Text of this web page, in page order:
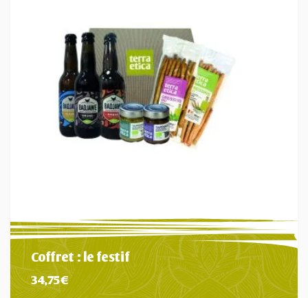
Coffret : le festif
34,75€